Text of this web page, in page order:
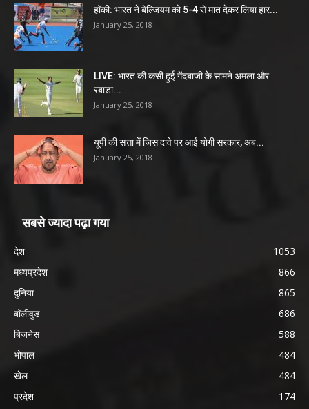
हॉकी: भारत ने बेल्जियम को 5-4 से मात देकर लिया हार...
January 25, 2018
LIVE: भारत की कसी हुई गेंदबाजी के सामने अमला और
रबाडा...
January 25, 2018
यूपी की सत्ता में जिस दावे पर आई योगी सरकार, अब...
January 25, 2018
सबसे ज्यादा पढ़ा गया
देश
1053
मध्यप्रदेश
866
दुनिया
865
बॉलीवुड
686
बिजनेस
588
भोपाल
484
खेल
484
प्रदेश
174